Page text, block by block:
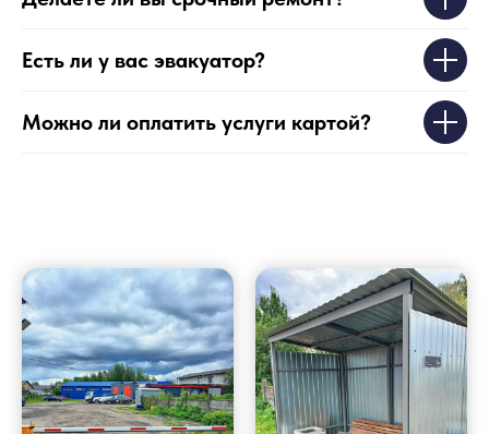
Есть ли у вас эвакуатор?
Можно ли оплатить услуги картой?